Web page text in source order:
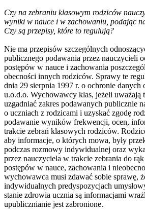
Czy na zebraniu klasowym rodziców
wyniki w nauce i w zachowaniu, podając
Czy są przepisy, które to regulują?
Nie ma przepisów szczególnych
publicznego podawania przez nauczycieli
postępów w nauce i zachowania
obecności innych rodziców. Sprawy te
dnia 29 sierpnia 1997 r. o ochronie danych
u.o.d.o. Wychowawcy klas, jeżeli uważają
uzgadniać zakres podawanych publicznie
o uczniach z rodzicami i uzyskać zgodę
podawanie wyników frekwencji, ocen,
trakcie zebrań klasowych rodziców.
aby informacje, o których mowa, były
podczas rozmowy indywidualnej oraz
przez nauczyciela w trakcie zebrania do
postępów w nauce, zachowania i
wychowawca musi zdawać sobie sprawę,
indywidualnych predyspozycjach
stanie zdrowia ucznia są informacjami
upublicznianie jest zabronione.